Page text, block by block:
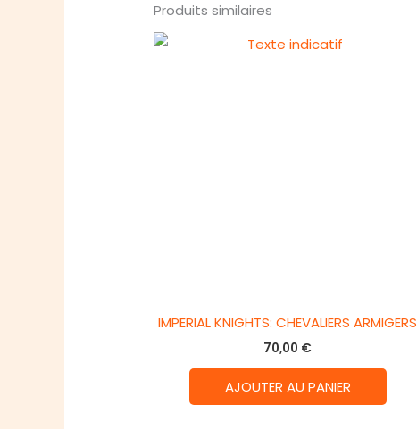
Produits similaires
IMPERIAL KNIGHTS: CHEVALIERS ARMIGERS
70,00 €
AJOUTER AU PANIER